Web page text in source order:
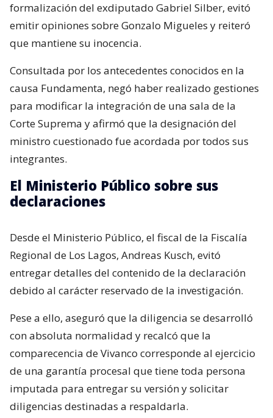
formalización del exdiputado Gabriel Silber, evitó
emitir opiniones sobre Gonzalo Migueles y reiteró
que mantiene su inocencia.
Consultada por los antecedentes conocidos en la
causa Fundamenta, negó haber realizado gestiones
para modificar la integración de una sala de la
Corte Suprema y afirmó que la designación del
ministro cuestionado fue acordada por todos sus
integrantes.
El Ministerio Público sobre sus
declaraciones
Desde el Ministerio Público, el fiscal de la Fiscalía
Regional de Los Lagos, Andreas Kusch, evitó
entregar detalles del contenido de la declaración
debido al carácter reservado de la investigación.
Pese a ello, aseguró que la diligencia se desarrolló
con absoluta normalidad y recalcó que la
comparecencia de Vivanco corresponde al ejercicio
de una garantía procesal que tiene toda persona
imputada para entregar su versión y solicitar
diligencias destinadas a respaldarla.